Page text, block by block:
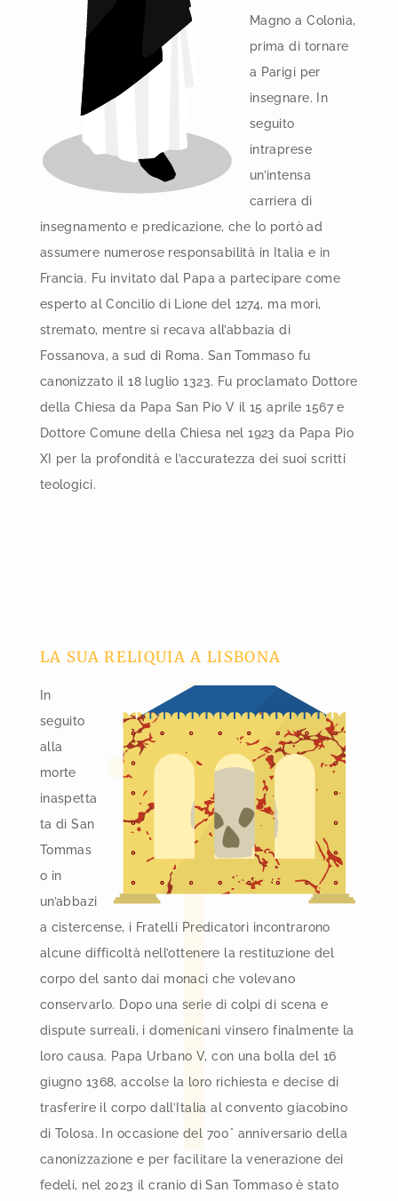
Magno a Colonia,
prima di tornare
a Parigi per
insegnare. In
seguito
intraprese
un’intensa
carriera di
insegnamento e predicazione, che lo portò ad
assumere numerose responsabilità in Italia e in
Francia. Fu invitato dal Papa a partecipare come
esperto al Concilio di Lione del 1274, ma morì,
stremato, mentre si recava all’abbazia di
Fossanova, a sud di Roma. San Tommaso fu
canonizzato il 18 luglio 1323. Fu proclamato Dottore
della Chiesa da Papa San Pio V il 15 aprile 1567 e
Dottore Comune della Chiesa nel 1923 da Papa Pio
XI per la profondità e l’accuratezza dei suoi scritti
teologici.
LA SUA RELIQUIA A LISBONA
In
seguito
alla
morte
inaspetta
ta di San
Tommas
o in
un’abbazi
a cistercense, i Fratelli Predicatori incontrarono
alcune difficoltà nell’ottenere la restituzione del
corpo del santo dai monaci che volevano
conservarlo. Dopo una serie di colpi di scena e
dispute surreali, i domenicani vinsero finalmente la
loro causa. Papa Urbano V, con una bolla del 16
giugno 1368, accolse la loro richiesta e decise di
trasferire il corpo dall’Italia al convento giacobino
di Tolosa. In occasione del 700° anniversario della
canonizzazione e per facilitare la venerazione dei
fedeli, nel 2023 il cranio di San Tommaso è stato